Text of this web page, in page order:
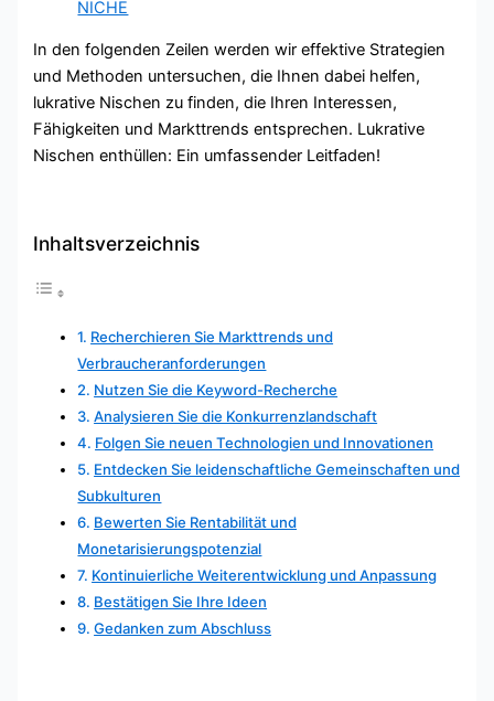
NICHE
In den folgenden Zeilen werden wir effektive Strategien
und Methoden untersuchen, die Ihnen dabei helfen,
lukrative Nischen zu finden, die Ihren Interessen,
Fähigkeiten und Markttrends entsprechen. Lukrative
Nischen enthüllen: Ein umfassender Leitfaden!
Inhaltsverzeichnis
Recherchieren Sie Markttrends und
Verbraucheranforderungen
Nutzen Sie die Keyword-Recherche
Analysieren Sie die Konkurrenzlandschaft
Folgen Sie neuen Technologien und Innovationen
Entdecken Sie leidenschaftliche Gemeinschaften und
Subkulturen
Bewerten Sie Rentabilität und
Monetarisierungspotenzial
Kontinuierliche Weiterentwicklung und Anpassung
Bestätigen Sie Ihre Ideen
Gedanken zum Abschluss